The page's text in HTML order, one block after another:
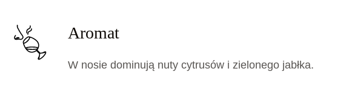
Aromat
W nosie dominują nuty cytrusów i zielonego jabłka.